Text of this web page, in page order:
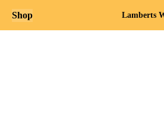
Shop Lamberts